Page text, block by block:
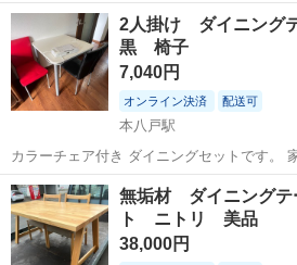
ート <募集職種> 美容師 <仕事内容> サロン
応じて、 店舗運営・スタッフ管理などの マ
ます <必要経験> ス...
アルバイト・パート
2人掛け ダイニン
黒 椅子
7,040円
オンライン決済 配送可
本八戸駅
カラーチェア付き ダイニングセットです。 家具家電まとめ買いの方に
大きな特典あります。 ダイニングセット
青森 八戸市 本八戸駅 ダイニン
無垢材 ダイニング
ト ニトリ 美品
38,000円